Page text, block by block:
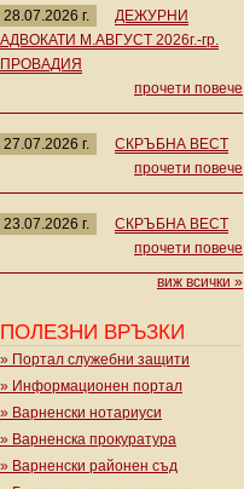
28.07.2026 г.
ДЕЖУРНИ
АДВОКАТИ М.АВГУСТ 2026г.-гр.
ПРОВАДИЯ
прочети повече
27.07.2026 г.
СКРЪБНА ВЕСТ
прочети повече
23.07.2026 г.
СКРЪБНА ВЕСТ
прочети повече
виж всички »
ПОЛЕЗНИ ВРЪЗКИ
» Портал служебни защити
» Информационен портал
» Варненски нотариуси
» Варненска прокуратура
» Варненски районен съд